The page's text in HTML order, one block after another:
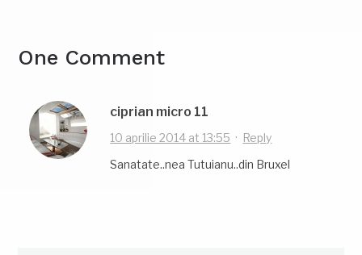
One Comment
ciprian micro 11
10 aprilie 2014 at 13:55 · Reply
Sanatate..nea Tutuianu..din Bruxel